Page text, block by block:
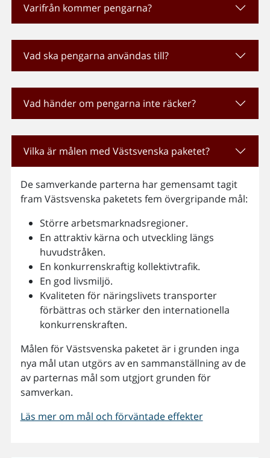
Varifrån kommer pengarna?
Vad ska pengarna användas till?
Vad händer om pengarna inte räcker?
Vilka är målen med Västsvenska paketet?
De samverkande parterna har gemensamt tagit
fram Västsvenska paketets fem övergripande mål:
Större arbetsmarknadsregioner.
En attraktiv kärna och utveckling längs
huvudstråken.
En konkurrenskraftig kollektivtrafik.
En god livsmiljö.
Kvaliteten för näringslivets transporter
förbättras och stärker den internationella
konkurrenskraften.
Målen för Västsvenska paketet är i grunden inga
nya mål utan utgörs av en sammanställning av de
av parternas mål som utgjort grunden för
samverkan.
Läs mer om mål och förväntade effekter